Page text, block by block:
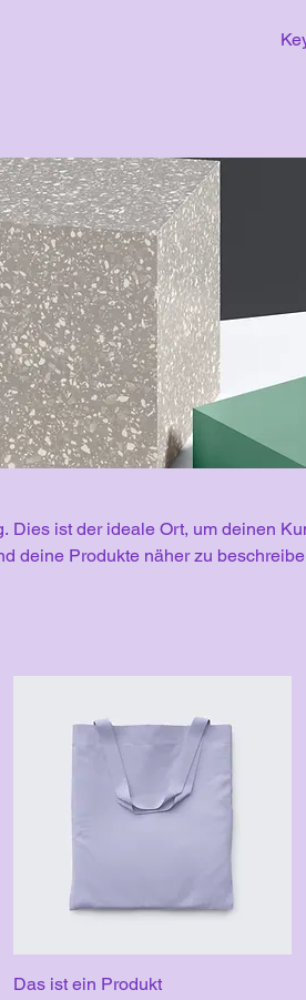
Dies ist der ideale Ort, um deinen
deine Produkte näher zu
Das ist ein Produkt